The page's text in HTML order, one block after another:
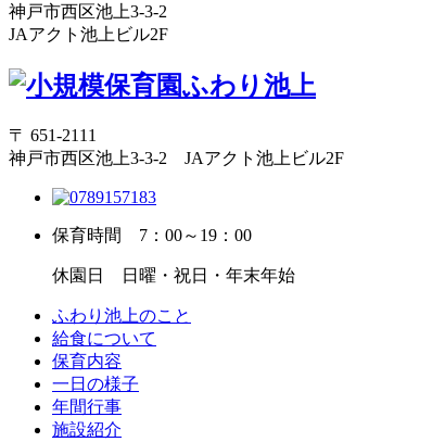
神戸市西区池上3-3-2
JAアクト池上ビル2F
〒 651-2111
神戸市西区池上3-3-2 JAアクト池上ビル2F
保育時間 7：00～19：00
休園日 日曜・祝日・年末年始
ふわり池上のこと
給食について
保育内容
一日の様子
年間行事
施設紹介